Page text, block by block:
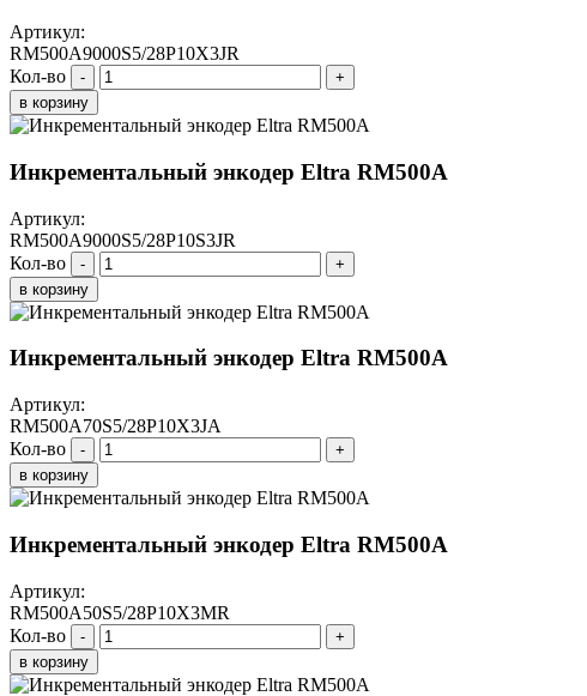
Артикул:
RM500A9000S5/28P10X3JR
Кол-во
-
+
в корзину
Инкрементальный энкодер Eltra RM500A
Артикул:
RM500A9000S5/28P10S3JR
Кол-во
-
+
в корзину
Инкрементальный энкодер Eltra RM500A
Артикул:
RM500A70S5/28P10X3JA
Кол-во
-
+
в корзину
Инкрементальный энкодер Eltra RM500A
Артикул:
RM500A50S5/28P10X3MR
Кол-во
-
+
в корзину